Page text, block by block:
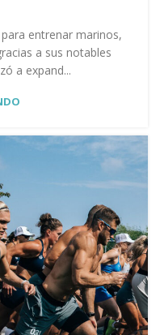
entrenar marinos,
a sus notables
a expand...